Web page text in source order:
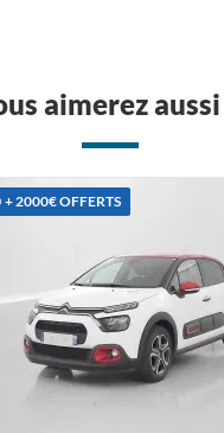
aimerez aussi
+ 2000€ OFFERTS